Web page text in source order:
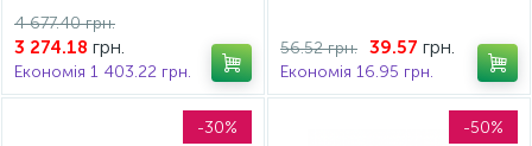
3 274.18 грн.
4 677.40 грн.
Економія 1 403.22 грн.
39.57 грн.
56.52 грн.
Економія 16.95 грн.
-30% -50%